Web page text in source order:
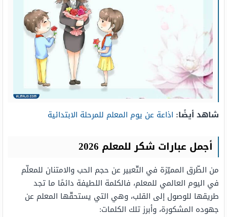
شاهد أيضًا: اذاعة عن يوم المعلم للمرحلة الابتدائية
أجمل عبارات شكر للمعلم 2026
من الطّرق المميّزة في التّعبير عن حجم الحب والامتنان للمعلّم
في اليوم العالمي للمعلم، فالكلمة اللطيفة دائمًا ما تجد
طريقها للوصول إلى القلب، وهي التي يستحقّها المعلم عن
جهوده المشكورة، وأبرز تلك الكلمات: